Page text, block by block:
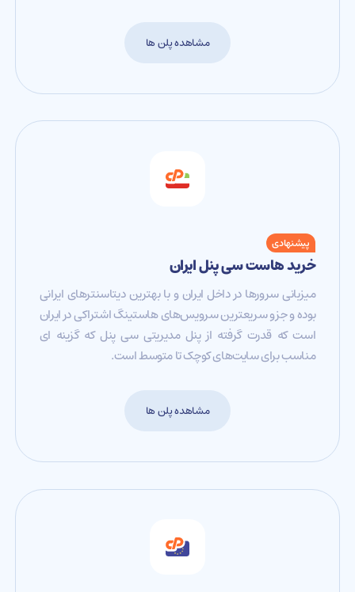
مشاهده پلن ها
پیشنهادی
خرید هاست سی پنل ایران
میزبانی سرورها در داخل ایران و با بهترین دیتاسنترهای ایرانی
بوده و جزو سریعترین سرویس‌های هاستینگ اشتراکی در ایران
است که قدرت گرفته از پنل مدیریتی سی پنل که گزینه ای
مناسب برای سایت‌های کوچک تا متوسط است.
مشاهده پلن ها